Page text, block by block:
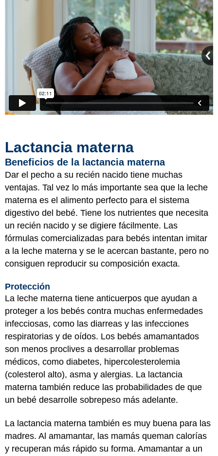
Lactancia materna
Beneficios de la lactancia materna
Dar el pecho a su recién nacido tiene muchas
ventajas. Tal vez lo más importante sea que la leche
materna es el alimento perfecto para el sistema
digestivo del bebé. Tiene los nutrientes que necesita
un recién nacido y se digiere fácilmente. Las
fórmulas comercializadas para bebés intentan imitar
a la leche materna y se le acercan bastante, pero no
consiguen reproducir su composición exacta.
Protección
La leche materna tiene anticuerpos que ayudan a
proteger a los bebés contra muchas enfermedades
infecciosas, como las diarreas y las infecciones
respiratorias y de oídos. Los bebés amamantados
son menos proclives a desarrollar problemas
médicos, como diabetes, hipercolesterolemia
(colesterol alto), asma y alergias. La lactancia
materna también reduce las probabilidades de que
un bebé desarrolle sobrepeso más adelante.
La lactancia materna también es muy buena para las
madres. Al amamantar, las mamás queman calorías
y recuperan más rápido su forma. Amamantar a un